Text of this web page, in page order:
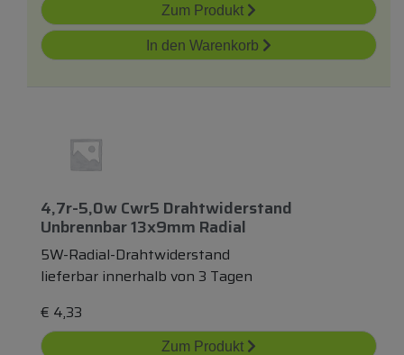
Zum Produkt
In den Warenkorb
4,7r-5,0w Cwr5 Drahtwiderstand
Unbrennbar 13x9mm Radial
5W-Radial-Drahtwiderstand
lieferbar innerhalb von 3 Tagen
€ 4,33
Zum Produkt